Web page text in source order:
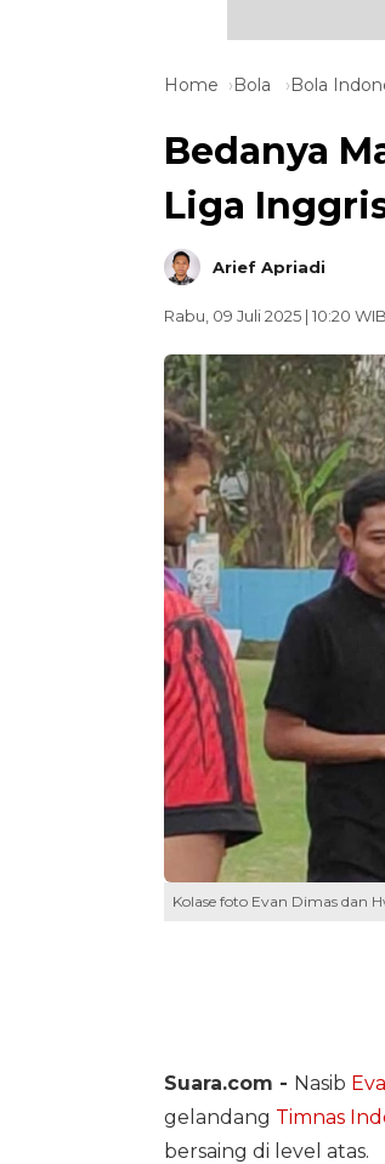
Home Bola Bola
Bedanya
Liga
Arief Apriadi
Rabu, 09 Juli 2025 | 10:20 WIB
Kolase foto Evan Dimas dan
Suara.com - Nasib
gelandang Timnas
bersaing di level atas.